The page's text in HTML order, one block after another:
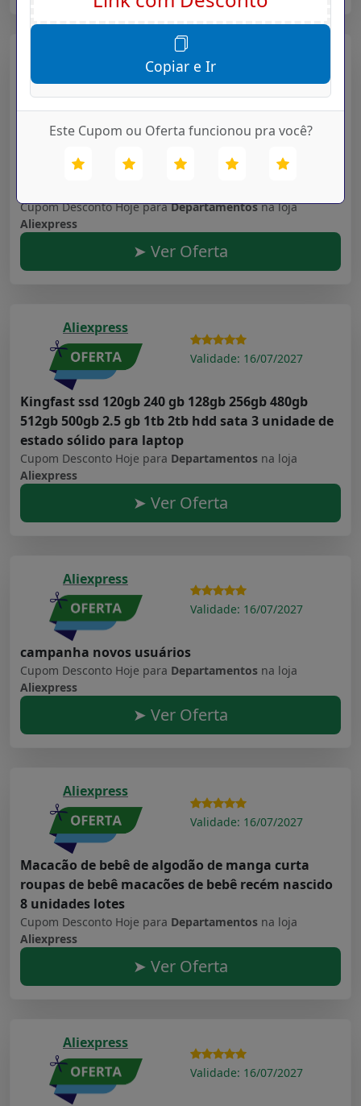
Validade: 16/07/2027
Fifine microfone usb para computador portátil e
voz overcasting podcasting para youtube skype
Cupom Desconto Hoje paraDepartamentosna loja
Aliexpress
➤ Ver Oferta
Aliexpress
Validade: 16/07/2027
Kingfast ssd 120gb 240 gb 128gb 256gb 480gb
512gb 500gb 2.5 gb 1tb 2tb hdd sata 3 unidade de
estado sólido para laptop
Cupom Desconto Hoje para Departamentos na loja
Aliexpress
➤ Ver Oferta
Aliexpress
Validade: 16/07/2027
campanha novos usuários
Cupom Desconto Hoje para Departamentos na loja
Aliexpress
➤ Ver Oferta
Aliexpress
Validade: 16/07/2027
Macacão de bebê de algodão de manga curta
roupas de bebê macacões de bebê recém nascido
8 unidades lotes
Cupom Desconto Hoje para Departamentos na loja
Aliexpress
➤ Ver Oferta
Aliexpress
Validade: 16/07/2027
Copiar e Ir
Este Cupom ou Oferta funcionou pra você?